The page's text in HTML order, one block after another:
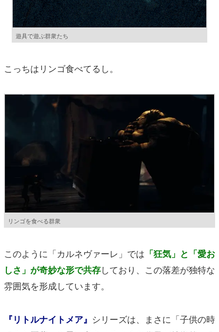
遊具で遊ぶ群衆たち
こっちはリンゴ食べてるし。
リンゴを食べる群衆
このように「カルネヴァーレ」では 「狂気」と「愛お
しさ」が奇妙な形で共存しており、この落差が独特な
雰囲気を形成しています。
『リトルナイトメア』 シリーズは、まさに「子供の時